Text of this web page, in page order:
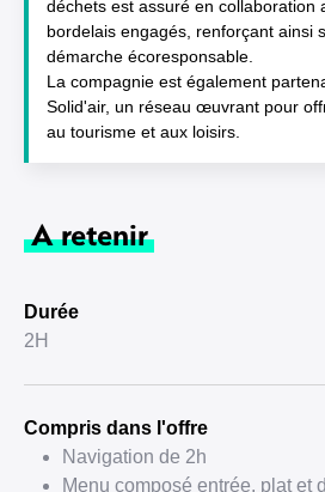
déchets est assuré en collaboration
bordelais engagés, renforçant ainsi
démarche écoresponsable.
La compagnie est également
Solid'air, un réseau œuvrant pour
au tourisme et aux loisirs.
A retenir
Durée
2H
Compris dans l'offre
Navigation de 2h
Menu composé entrée, plat et